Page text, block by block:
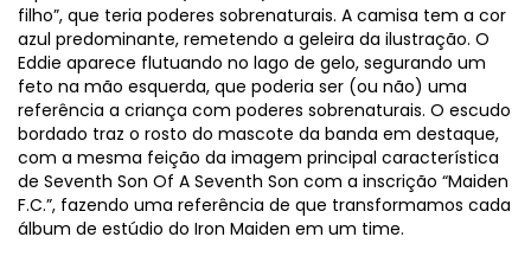
filho”, que teria poderes sobrenaturais. A camisa tem a cor
azul predominante, remetendo a geleira da ilustração. O
Eddie aparece flutuando no lago de gelo, segurando um
feto na mão esquerda, que poderia ser (ou não) uma
referência a criança com poderes sobrenaturais. O escudo
bordado traz o rosto do mascote da banda em destaque,
com a mesma feição da imagem principal característica
de Seventh Son Of A Seventh Son com a inscrição “Maiden
F.C.”, fazendo uma referência de que transformamos cada
álbum de estúdio do Iron Maiden em um time.